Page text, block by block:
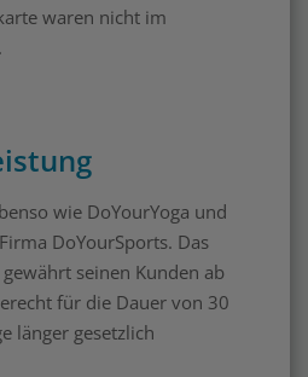
waren nicht im
wie DoYourYoga und
DoYourSports. Das
seinen Kunden ab
für die Dauer von 30
länger gesetzlich